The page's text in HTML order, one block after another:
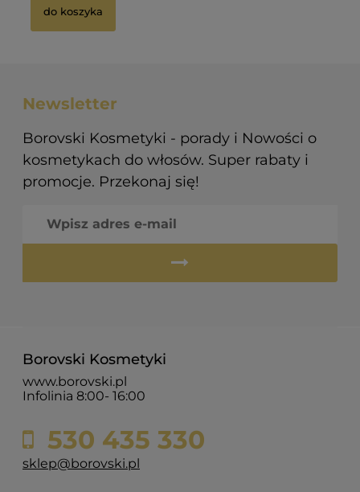
do koszyka
Newsletter
Borovski Kosmetyki - porady i Nowości o
kosmetykach do włosów. Super rabaty i
promocje. Przekonaj się!
Borovski Kosmetyki
www.borovski.pl
Infolinia 8:00- 16:00
530 435 330
sklep@borovski.pl